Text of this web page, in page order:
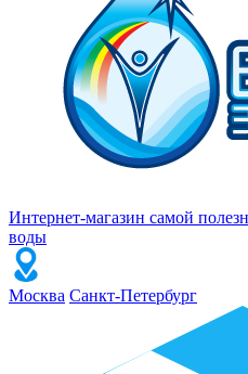
Интернет-магазин самой
воды
Москва Санкт-Петербург